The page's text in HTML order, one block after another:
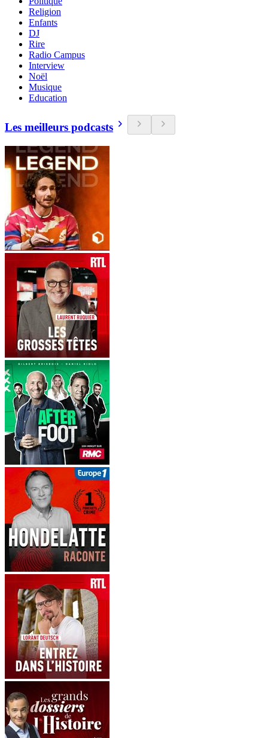
Religion
Enfants
DJ
Rire
Radio Campus
Interview
Noël
Musique
Education
Les meilleurs podcasts